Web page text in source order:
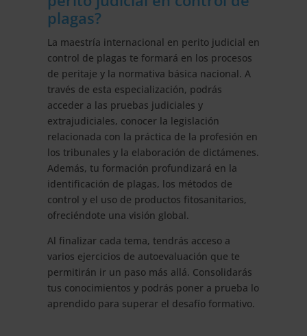
plagas?
La maestría internacional en perito judicial en
control de plagas te formará en los procesos
de peritaje y la normativa básica nacional. A
través de esta especialización, podrás
acceder a las pruebas judiciales y
extrajudiciales, conocer la legislación
relacionada con la práctica de la profesión en
los tribunales y la elaboración de dictámenes.
Además, tu formación profundizará en la
identificación de plagas, los métodos de
control y el uso de productos fitosanitarios,
ofreciéndote una visión global.
Al finalizar cada tema, tendrás acceso a
varios ejercicios de autoevaluación que te
permitirán ir un paso más allá. Consolidarás
tus conocimientos y podrás poner a prueba lo
aprendido para superar el desafío formativo.